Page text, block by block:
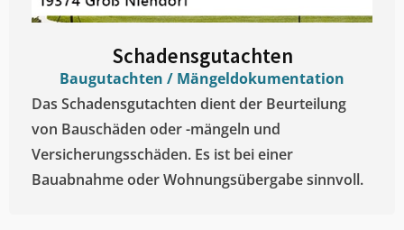
Schadensgutachten
Baugutachten / Mängeldokumentation
Das Schadensgutachten dient der Beurteilung
von Bauschäden oder -mängeln und
Versicherungsschäden. Es ist bei einer
Bauabnahme oder Wohnungsübergabe sinnvoll.